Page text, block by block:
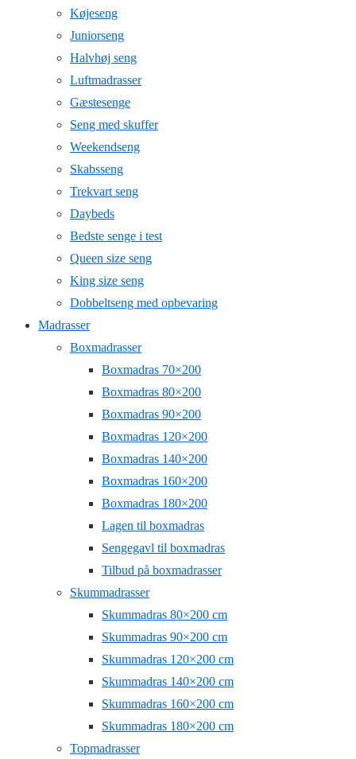
Køjeseng
Juniorseng
Halvhøj seng
Luftmadrasser
Gæstesenge
Seng med skuffer
Weekendseng
Skabsseng
Trekvart seng
Daybeds
Bedste senge i test
Queen size seng
King size seng
Dobbeltseng med opbevaring
Madrasser
Boxmadrasser
Boxmadras 70×200
Boxmadras 80×200
Boxmadras 90×200
Boxmadras 120×200
Boxmadras 140×200
Boxmadras 160×200
Boxmadras 180×200
Lagen til boxmadras
Sengegavl til boxmadras
Tilbud på boxmadrasser
Skummadrasser
Skummadras 80×200 cm
Skummadras 90×200 cm
Skummadras 120×200 cm
Skummadras 140×200 cm
Skummadras 160×200 cm
Skummadras 180×200 cm
Topmadrasser